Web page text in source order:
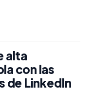
alta
con las
de LinkedIn